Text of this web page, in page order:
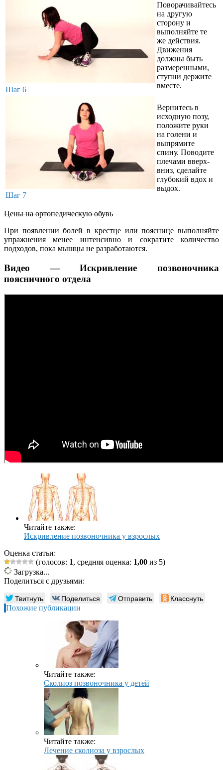
Шаг 6
Поворачивайтесь
на другую
сторону и
выполняйте те
же действия.
Движения
должны быть
размеренными,
ступни держите
вместе.
Шаг 7
Вернитесь в
исходную позу,
положите руки
на голени и
выпрямите
спину. Поводите
плечами вверх-
вниз, сделайте
глубокий вдох и
выдох.
Цены на ортопедическую обувь
При появлении болей в крестце или пояснице выполняйте
упражнения менее интенсивно и сократите количество
подходов, пока мышцы не разработаются.
Видео — Искривление позвоночника
поясничного отдела
Читайте также:
Искривление позвоночника у взрослых
Оценка статьи:
(голосов: 1, средняя оценка: 1,00 из 5)
Загрузка...
Поделиться с друзьями:
Твитнуть Поделиться Отправить Класснуть
Похожие публикации
Читайте также:
Сколиоз позвоночника у детей
Читайте также:
Лечение сколиоза у взрослых